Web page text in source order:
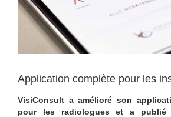
Application complète pour les
VisiConsult a amélioré son
pour les radiologues et a